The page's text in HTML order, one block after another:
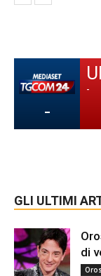
-
-
GLI ULTIMI
di